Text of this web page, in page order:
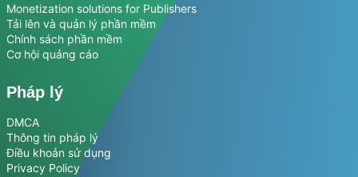
Monetization solutions for Publishers
Tải lên và quản lý phần mềm
Chính sách phần mềm
Cơ hội quảng cáo
Pháp lý
DMCA
Thông tin pháp lý
Điều khoản sử dụng
Privacy Policy